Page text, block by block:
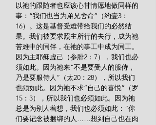
以祂的跟随者也应该心甘情愿地做同样的
事：“我们也当为弟兄舍命”（约壹3：
16）。这是基督受难带给我们的必然结
果。我们被要求照主所行的去行，成为祂
苦难中的同伴，在祂的事工中成为同工。
因为主耶稣虚己（参腓2：7），我们也必
须如此。因为祂来“不是要受人的服侍，
乃是要服侍人”（太20：28），所以我们
也须如此。因为祂不求“自己的喜悦”（罗
15：3），所以我们也必须如此。因为祂
总是为别人着想，我们也必须如此：“你
们要记念被捆绑的人……想到自己也在肉